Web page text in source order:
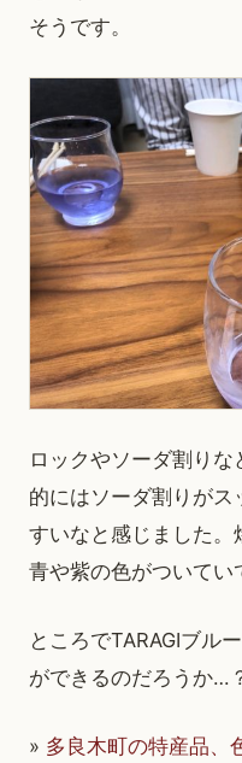
そうです。
ロックやソーダ割り
的にはソーダ割りが
すいなと感じました。
青や紫の色がついてい
ところでTARAGIブル
ができるのだろうか…
» 多良木町の特産品、